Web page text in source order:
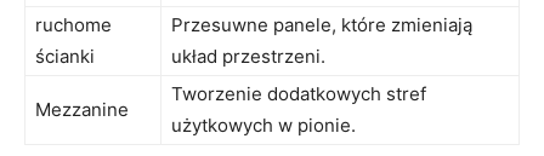
ruchome
ścianki
Przesuwne panele,​ które‍ zmieniają
układ przestrzeni.
Mezzanine
Tworzenie dodatkowych stref
użytkowych⁣ w pionie.